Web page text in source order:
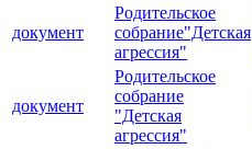
документ
Родительское
собрание"Детская
агрессия"
документ
Родительское
собрание
"Детская
агрессия"